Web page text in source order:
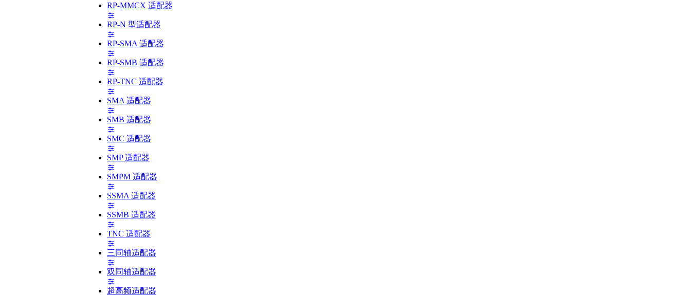
RP-MMCX 适配器
RP-N 型适配器
RP-SMA 适配器
RP-SMB 适配器
RP-TNC 适配器
SMA 适配器
SMB 适配器
SMC 适配器
SMP 适配器
SMPM 适配器
SSMA 适配器
SSMB 适配器
TNC 适配器
三同轴适配器
双同轴适配器
超高频适配器